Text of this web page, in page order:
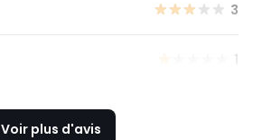
3
1
Voir plus d'avis